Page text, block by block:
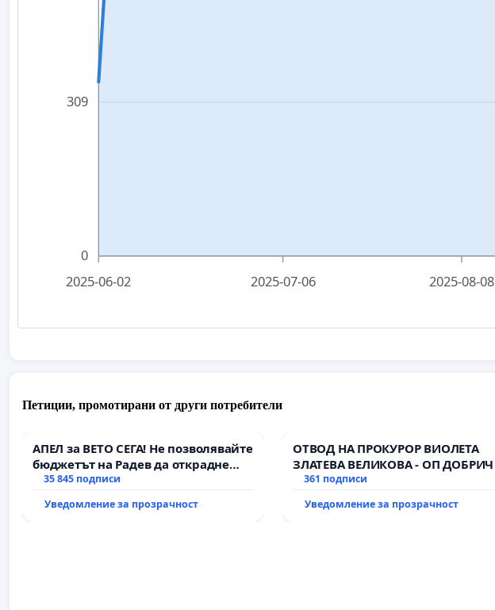
0
309
2025-06-02 2025-07-06 2025-08-08
Петиции, промотирани от други потребители
АПЕЛ за ВЕТО СЕГА! Не позволявайте
бюджетът на Радев да открадне
парите и правата ни в тъмното
35 845 подписи
Уведомление за прозрачност
ОТВОД НА ПРОКУРОР ВИОЛЕТА
ЗЛАТЕВА ВЕЛИКОВА - ОП ДОБРИЧ
361 подписи
Уведомление за прозрачност